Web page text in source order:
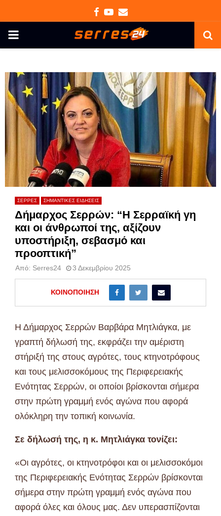
Facebook
Youtube
Email
PRIMARY
ΣΕΡΡΕΣ ΣΗΜΑΝΤΙΚΕΣ ΕΙΔΗΣΕΙΣ
Δήμαρχος Σερρών: “Η Σερραϊκή γη
και οι άνθρωποί της, αξίζουν
υποστήριξη, σεβασμό και
προοπτική”
Από: Serres24 3 Δεκεμβρίου 2025
ΚΟΙΝΟΠΟΊΗΣΗ
Η Δήμαρχος Σερρών Βαρβάρα Μητλιάγκα, με
γραπτή δήλωσή της, εκφράζει την αμέριστη
στήριξή της στους αγρότες, τους κτηνοτρόφους
και τους μελισσοκόμους της Περιφερειακής
Ενότητας Σερρών, οι οποίοι βρίσκονται σήμερα
στην πρώτη γραμμή ενός αγώνα που αφορά
ολόκληρη την τοπική κοινωνία.
Σε δήλωσή της, η κ. Μητλιάγκα τονίζει:
«Οι αγρότες, οι κτηνοτρόφοι και οι μελισσοκόμοι
της Περιφερειακής Ενότητας Σερρών βρίσκονται
σήμερα στην πρώτη γραμμή ενός αγώνα που
αφορά όλες και όλους μας. Δεν υπερασπίζονται